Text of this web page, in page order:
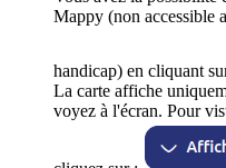
Mappy (non accessible
handicap) en cliquant
La carte affiche
voyez à l'écran. Pour